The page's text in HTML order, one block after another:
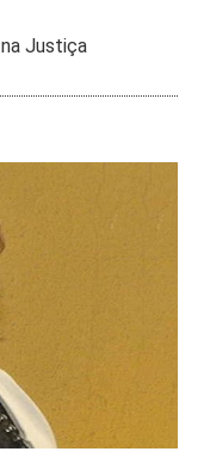
Justiça